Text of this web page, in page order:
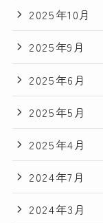
2025年10月
2025年9月
2025年6月
2025年5月
2025年4月
2024年7月
2024年3月